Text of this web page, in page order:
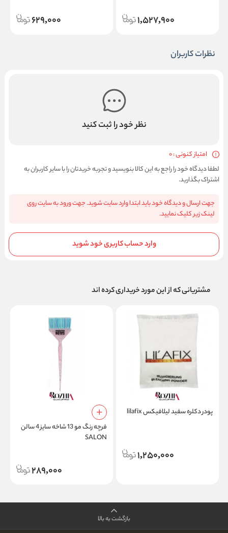
1,527,900
629,000
نظرات کاربران
نظر خود را ثبت کنید
امتیاز کنونی : 0
لطفا دیدگاه خود را راجع به این کالا بنویسید و تجربه خریدتان را با سایر کاربران به
اشتراک بگذارید.
جهت ارسال و دیدگاه خود باید ابتدا وارد سایت شوید. جهت ورود به سایت روی
لینک زیر کلیک نمایید.
وارد حساب کاربری خود شوید
مشتریانی که از این مورد خریداری کرده اند
پودر دکلره سفید لیلافیکس lilafix
1,250,000
فرچه رنگ مو 13 شاخه سایز 4 سالن
SALON
289,000
بازگشت به بالا